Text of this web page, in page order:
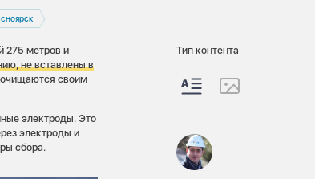
275 метров и
не вставлены в
своим
электроды. Это
электроды и
сбора.
Тип контента